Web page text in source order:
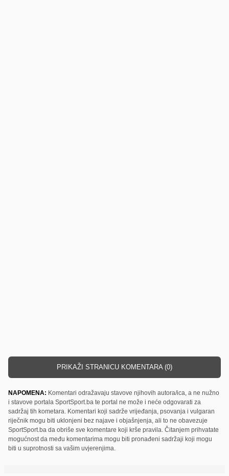
PRIKAŽI STRANICU KOMENTARA (0)
NAPOMENA: Komentari odražavaju stavove njihovih autora/ica, a ne nužno
i stavove portala SportSport.ba te portal ne može i neće odgovarati za
sadržaj tih kometara. Komentari koji sadrže vrijeđanja, psovanja i vulgaran
riječnik mogu biti uklonjeni bez najave i objašnjenja, ali to ne obavezuje
SportSport.ba da obriše sve komentare koji krše pravila. Čitanjem prihvatate
mogućnost da među komentarima mogu biti pronađeni sadržaji koji mogu
biti u suprotnosti sa vašim uvjerenjima.